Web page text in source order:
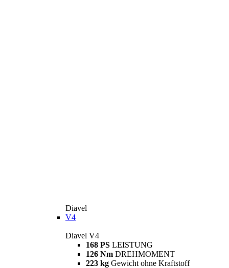
Diavel
V4
Diavel V4
168 PS LEISTUNG
126 Nm DREHMOMENT
223 kg Gewicht ohne Kraftstoff